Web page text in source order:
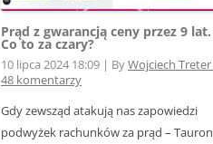
Prąd z gwarancją ceny przez 9 lat.
Co to za czary?
10 lipca 2024 18:09 | ByWojciech Treter
48 komentarzy
Gdy zewsząd atakują nas zapowiedzi
podwyżek rachunków za prąd – Tauron